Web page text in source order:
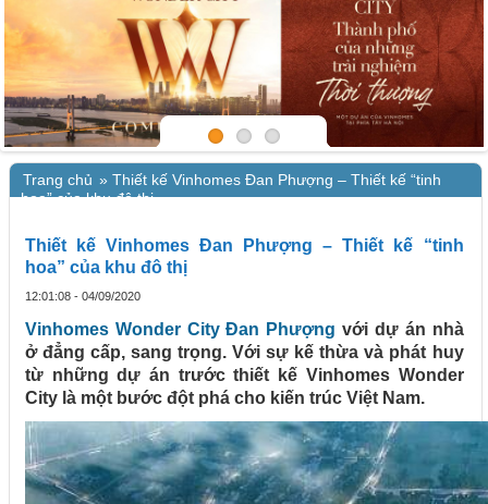
Trang chủ » Thiết kế Vinhomes Đan Phượng – Thiết kế “tinh
hoa” của khu đô thị
Thiết kế Vinhomes Đan Phượng – Thiết kế “tinh
hoa” của khu đô thị
12:01:08 - 04/09/2020
Vinhomes Wonder City Đan Phượng với dự án nhà
ở đẳng cấp, sang trọng. Với sự kế thừa và phát huy
từ những dự án trước thiết kế Vinhomes Wonder
City là một bước đột phá cho kiến trúc Việt Nam.